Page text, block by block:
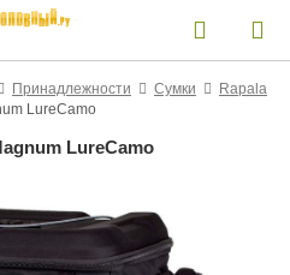
Принадлежности Сумки
Rapala
LureCamo
LureCamo